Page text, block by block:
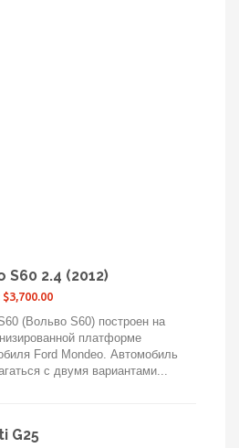
S60 2.4 (2012)
(Вольво S60) построен на
платформе
Ford Mondeo. Автомобиль
с двумя вариантами...
G25